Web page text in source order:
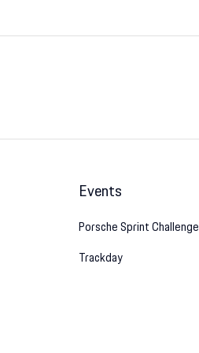
Events
Porsche Sprint Challenge
Trackday